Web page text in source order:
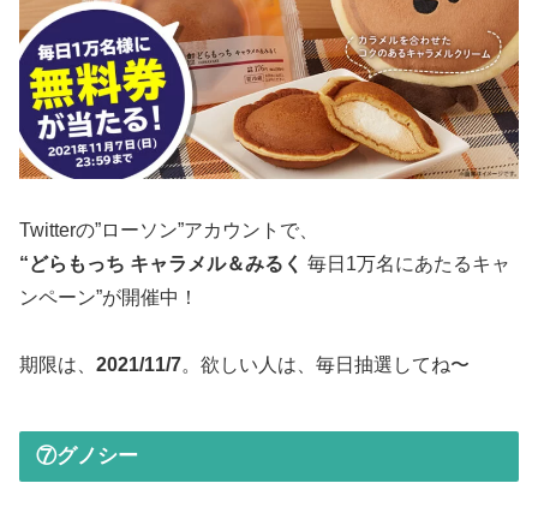
Twitterの”ローソン”アカウントで、
“どらもっち キャラメル＆みるく 毎日1万名にあたるキャ
ンペーン”が開催中！
期限は、 2021/11/7。欲しい人は、毎日抽選してね〜
⑦グノシー